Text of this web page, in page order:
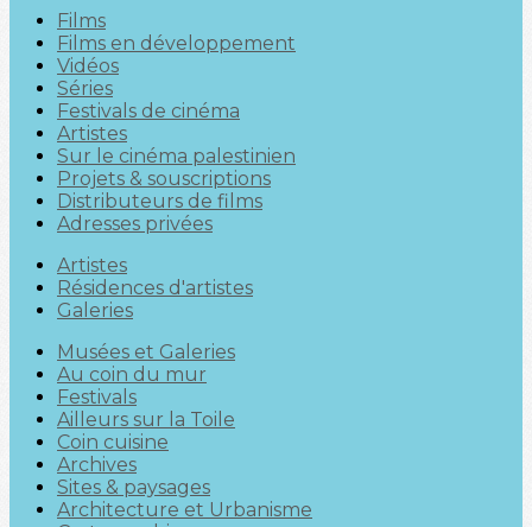
Films
Films en développement
Vidéos
Séries
Festivals de cinéma
Artistes
Sur le cinéma palestinien
Projets & souscriptions
Distributeurs de films
Adresses privées
Artistes
Résidences d'artistes
Galeries
Musées et Galeries
Au coin du mur
Festivals
Ailleurs sur la Toile
Coin cuisine
Archives
Sites & paysages
Architecture et Urbanisme